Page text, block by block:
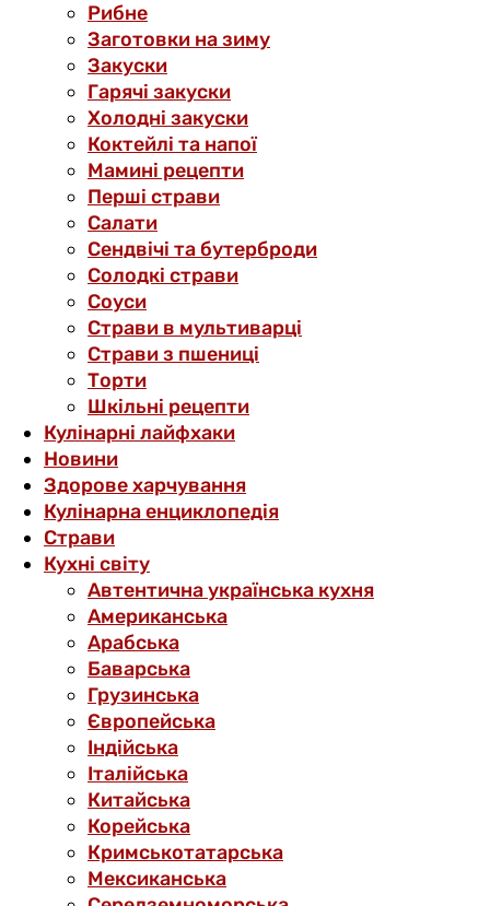
Рибне
Заготовки на зиму
Закуски
Гарячі закуски
Холодні закуски
Коктейлі та напої
Мамині рецепти
Перші страви
Салати
Сендвічі та бутерброди
Солодкі страви
Соуси
Страви в мультиварці
Страви з пшениці
Торти
Шкільні рецепти
Кулінарні лайфхаки
Новини
Здорове харчування
Кулінарна енциклопедія
Страви
Кухні світу
Автентична українська кухня
Американська
Арабська
Баварська
Грузинська
Європейська
Індійська
Італійська
Китайська
Корейська
Кримськотатарська
Мексиканська